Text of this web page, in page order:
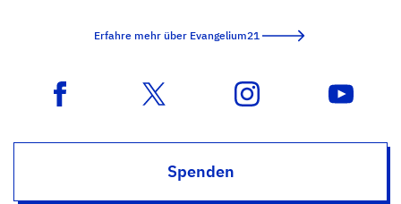
Erfahre mehr über Evangelium21
Spenden